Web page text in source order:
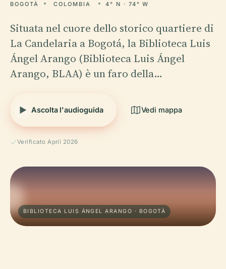
BOGOTÀ COLOMBIA 4° N · 74° W
Situata nel cuore dello storico quartiere di
La Candelaria a Bogotá, la Biblioteca Luis
Ángel Arango (Biblioteca Luis Ángel
Arango, BLAA) è un faro della…
Ascolta l'audioguida Vedi mappa
Verificato April 2026
BIBLIOTECA LUIS ÁNGEL ARANGO · BOGOTÀ